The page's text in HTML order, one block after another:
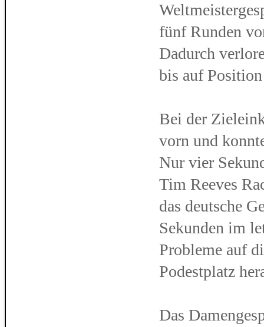
fünf Runden
Dadurch
bis auf
Bei der
vorn und
Nur vier
Tim Reeves
das deutsche
Sekunden im
Probleme auf
Podestplatz
Das